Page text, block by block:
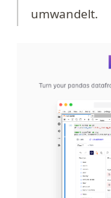
umwandelt.